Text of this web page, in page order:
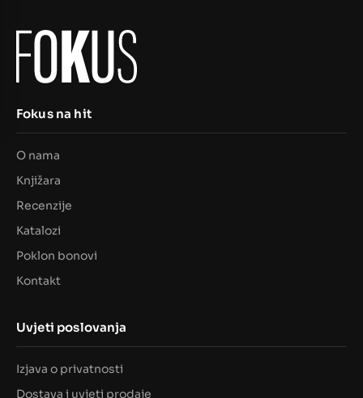
Fokus na hit
O nama
Knjižara
Recenzije
Katalozi
Poklon bonovi
Kontakt
Uvjeti poslovanja
Izjava o privatnosti
Dostava i uvjeti prodaje